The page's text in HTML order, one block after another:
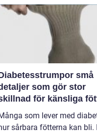
små
som gör stor
för känsliga
som lever med
sårbara fötterna kan bli.